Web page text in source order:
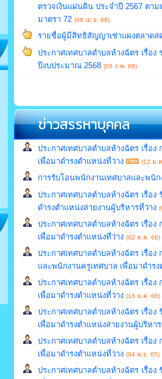
ตรวจเงินแผ่นดิน ประจำปี 2567 ตา
มาตรา 72 (08 เม.ย. 68)
รายชื่อผู้มีสิทธิสัญญาเช่าแผงตลาดส
ประกาศเทศบาลตำบลห้างฉัตร เรื่อง
ปีงบประมาณ 2568 (05 ก.พ. 68)
ข่าวสรรหาบุคคล
ประกาศเทศบาลตำบลห้างฉัตร เรื่อ
เพื่อมาดำรงตำแหน่งที่ว่าง
(12 ม.
การรับโอนพนักงานเทศบาลและพนั
ประกาศเทศบาลตำบลห้างฉัตร เรื่อ
ดำรงตำแหน่งสายงานผู้บริหารที่ว่าง
ประกาศเทศบาลตำบลห้างฉัตร เรื่อ
เพื่อมาดำรงตำแหน่งที่ว่าง (02 ต.ค. 68)
ประกาศเทศบาลตำบลห้างฉัตร เรื่อ
และพนักงานครูเทศบาล เพื่อมาดำร
ประกาศเทศบาลตำบลห้างฉัตร เรื่อ
เพื่อมาดำรงตำแหน่งที่ว่าง (16 ม.ค. 68)
ประกาศเทศบาลตำบลห้างฉัตร เรื่อ
เพื่อมาดำรงตำแหน่งสายงานผู้บริหา
ประกาศเทศบาลตำบลห้างฉัตร เรื่อ
เพื่อมาดำรงตำแหน่งที่ว่าง (04 พ.ย. 65)
ประกาศเทศบาลตำบลห้างฉัตร เรื่อ